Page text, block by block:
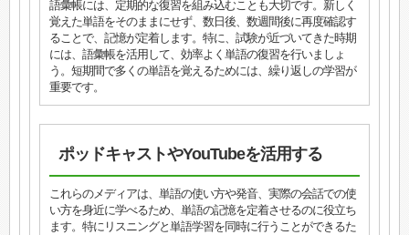
語彙帳には、定期的な復習を組み込むことも大切です。新しく
覚えた単語をそのままにせず、数日後、数週間後に再度確認す
ることで、記憶が定着します。特に、試験が近づいてきた時期
には、語彙帳を活用して、効率よく単語の復習を行いましょ
う。短期間で多くの単語を覚えるためには、繰り返しの学習が
重要です。
ポッドキャストやYouTubeを活用する
これらのメディアは、単語の使い方や発音、実際の会話での使
い方を身近に学べるため、単語の記憶を定着させるのに役立ち
ます。特にリスニングと単語学習を同時に行うことができるた